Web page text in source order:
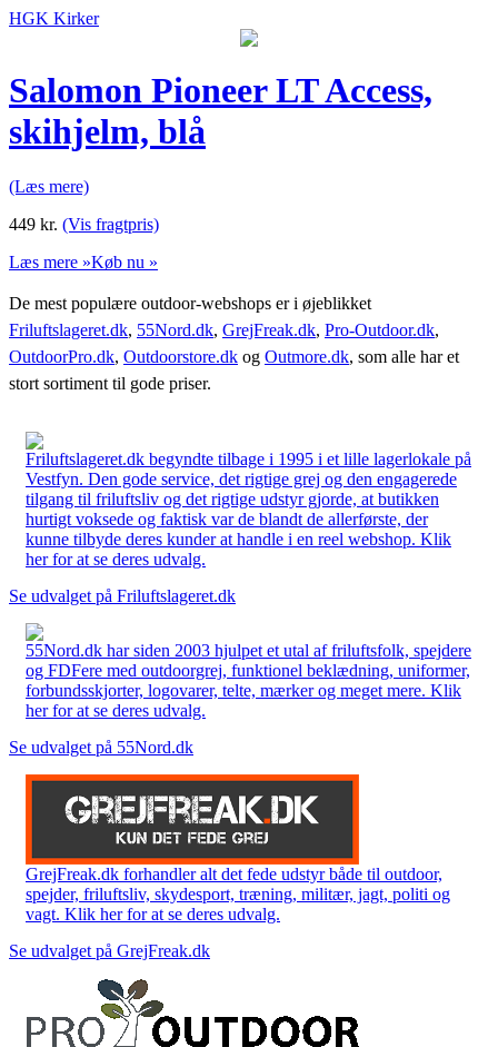
HGK Kirker
Salomon Pioneer LT Access,
skihjelm, blå
(Læs mere)
449 kr. (Vis fragtpris)
Læs mere »Køb nu »
De mest populære outdoor-webshops er i øjeblikket
Friluftslageret.dk, 55Nord.dk, GrejFreak.dk, Pro-Outdoor.dk,
OutdoorPro.dk, Outdoorstore.dk og Outmore.dk, som alle har et
stort sortiment til gode priser.
Friluftslageret.dk begyndte tilbage i 1995 i et lille lagerlokale på
Vestfyn. Den gode service, det rigtige grej og den engagerede
tilgang til friluftsliv og det rigtige udstyr gjorde, at butikken
hurtigt voksede og faktisk var de blandt de allerførste, der
kunne tilbyde deres kunder at handle i en reel webshop. Klik
her for at se deres udvalg.
Se udvalget på Friluftslageret.dk
55Nord.dk har siden 2003 hjulpet et utal af friluftsfolk, spejdere
og FDFere med outdoorgrej, funktionel beklædning, uniformer,
forbundsskjorter, logovarer, telte, mærker og meget mere. Klik
her for at se deres udvalg.
Se udvalget på 55Nord.dk
GrejFreak.dk forhandler alt det fede udstyr både til outdoor,
spejder, friluftsliv, skydesport, træning, militær, jagt, politi og
vagt. Klik her for at se deres udvalg.
Se udvalget på GrejFreak.dk